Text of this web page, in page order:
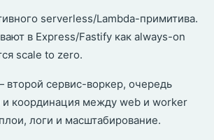
serverless/Lambda-примитива.
в Express/Fastify как always-on
scale to zero.
сервис-воркер, очередь
и координация между web и worker
логи и масштабирование.